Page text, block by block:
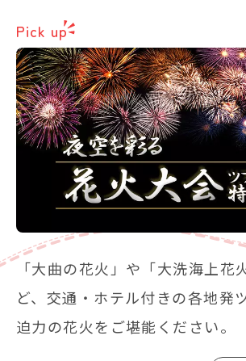
Pick up
「大曲の花火」や「大洗海上花
ど、交通・ホテル付きの各地発
迫力の花火をご堪能ください。